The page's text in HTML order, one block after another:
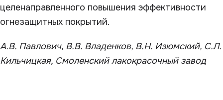
целенаправленного повышения эффективности
огнезащитных покрытий.
А.В. Павлович, В.В. Владенков, В.Н. Изюмский, С.Л.
Кильчицкая, Смоленский лакокрасочный завод